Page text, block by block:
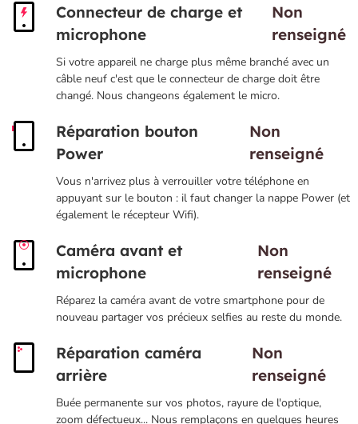
Connecteur de charge et
microphone
Non
renseigné
Si votre appareil ne charge plus même branché avec un
câble neuf c'est que le connecteur de charge doit être
changé. Nous changeons également le micro.
Réparation bouton
Power
Non
renseigné
Vous n'arrivez plus à verrouiller votre téléphone en
appuyant sur le bouton : il faut changer la nappe Power (et
également le récepteur Wifi).
Caméra avant et
microphone
Non
renseigné
Réparez la caméra avant de votre smartphone pour de
nouveau partager vos précieux selfies au reste du monde.
Réparation caméra
arrière
Non
renseigné
Buée permanente sur vos photos, rayure de l'optique,
zoom défectueux... Nous remplaçons en quelques heures